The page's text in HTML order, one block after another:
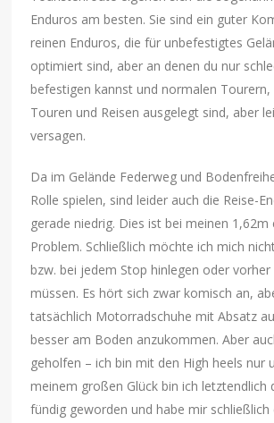
Enduros am besten. Sie sind ein guter
reinen Enduros, die für unbefestigtes
optimiert sind, aber an denen du nur
befestigen kannst und normalen Tourern,
Touren und Reisen ausgelegt sind, aber
versagen.
Da im Gelände Federweg und
Rolle spielen, sind leider auch die Reise-
gerade niedrig. Dies ist bei meinen 1,62m
Problem. Schließlich möchte ich mich
bzw. bei jedem Stop hinlegen oder vorher
müssen. Es hört sich zwar komisch an,
tatsächlich Motorradschuhe mit Absatz
besser am Boden anzukommen. Aber
geholfen – ich bin mit den High heels nur
meinem großen Glück bin ich letztendlich
fündig geworden und habe mir schließlich